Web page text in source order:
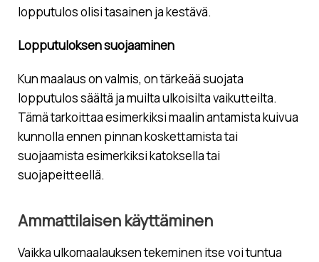
lopputulos olisi tasainen ja kestävä.
Lopputuloksen suojaaminen
Kun maalaus on valmis, on tärkeää suojata
lopputulos säältä ja muilta ulkoisilta vaikutteilta.
Tämä tarkoittaa esimerkiksi maalin antamista kuivua
kunnolla ennen pinnan koskettamista tai
suojaamista esimerkiksi katoksella tai
suojapeitteellä.
Ammattilaisen käyttäminen
Vaikka ulkomaalauksen tekeminen itse voi tuntua